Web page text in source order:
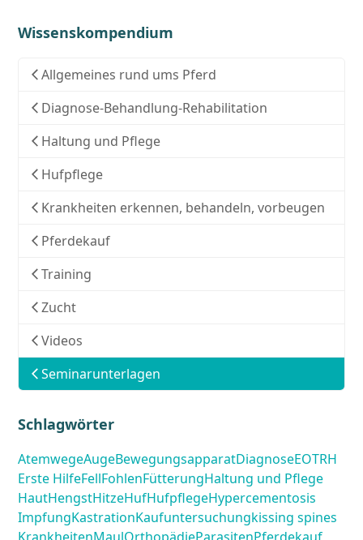
Wissenskompendium
Allgemeines rund ums Pferd
Diagnose-Behandlung-Rehabilitation
Haltung und Pflege
Hufpflege
Krankheiten erkennen, behandeln, vorbeugen
Pferdekauf
Training
Zucht
Videos
Seminarunterlagen
Schlagwörter
AtemwegeAugeBewegungsapparatDiagnoseEOTRH
Erste HilfeFellFohlenFütterungHaltung und Pflege
HautHengstHitzeHufHufpflegeHypercementosis
ImpfungKastrationKaufuntersuchungkissing spines